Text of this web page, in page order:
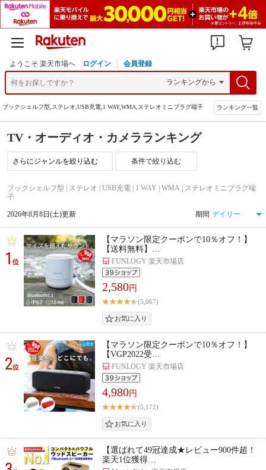
ようこそ 楽天市場へ ログイン 会員登録
ブックシェルフ型,ステレオ,USB充電,1 WAY,WMA,ステレオミニプラグ端子 ランキング一覧
TV・オーディオ・カメラランキング
条件で絞り込む
ブックシェルフ型 | ステレオ | USB充電 | 1 WAY | WMA | ステレオミニプラグ端
子
2026年8月8日(土)更新 期間
1位
【マラソン限定クーポンで10％オフ！】
【送料無料】…
FUNLOGY 楽天市場店
2,580円
(5,067)
2位
【マラソン限定クーポンで10％オフ！】
【VGP2022受…
FUNLOGY 楽天市場店
4,980円
(5,172)
【選ばれて49冠達成★レビュー900件超！
楽天1位獲得…